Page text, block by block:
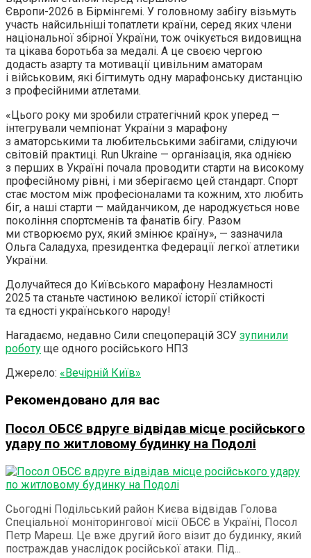
Європи-2026 в Бірмінгемі. У головному забігу візьмуть
участь найсильніші топатлети країни, серед яких члени
національної збірної України, тож очікується видовищна
та цікава боротьба за медалі. А це своєю чергою
додасть азарту та мотивації цивільним аматорам
і військовим, які бігтимуть одну марафонську дистанцію
з професійними атлетами.
«Цього року ми зробили стратегічний крок уперед —
інтегрували чемпіонат України з марафону
з аматорськими та любительськими забігами, слідуючи
світовій практиці. Run Ukraine — організація, яка однією
з перших в Україні почала проводити старти на високому
професійному рівні, і ми зберігаємо цей стандарт. Спорт
стає мостом між професіоналами та кожним, хто любить
біг, а наші старти — майданчиком, де народжується нове
покоління спортсменів та фанатів бігу. Разом
ми створюємо рух, який змінює країну», — зазначила
Ольга Саладуха, президентка Федерації легкої атлетики
України.
Долучайтеся до Київського марафону Незламності
2025 та станьте частиною великої історії стійкості
та єдності українського народу!
Нагадаємо, недавно Сили спецоперацій ЗСУ зупинили
роботу ще одного російського НПЗ
Джерело: «Вечірній Київ»
Рекомендовано для вас
Посол ОБСЄ вдруге відвідав місце російського
удару по житловому будинку на Подолі
Сьогодні Подільський район Києва відвідав Голова
Спеціальної моніторингової місії ОБСЄ в Україні, Посол
Петр Мареш. Це вже другий його візит до будинку, який
постраждав унаслідок російської атаки. Під...